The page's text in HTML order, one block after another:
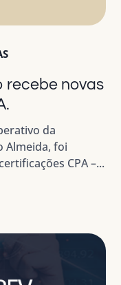
recebe novas
da
Almeida, foi
CPA –...